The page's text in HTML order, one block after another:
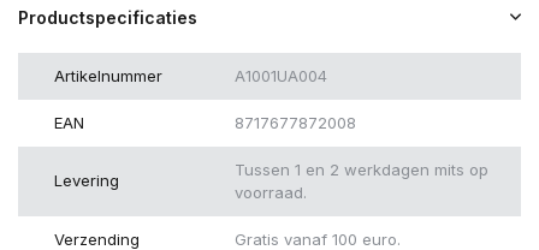
Productspecificaties
Artikelnummer A1001UA004
EAN 8717677872008
Levering
Tussen 1 en 2 werkdagen mits op
voorraad.
Verzending Gratis vanaf 100 euro.